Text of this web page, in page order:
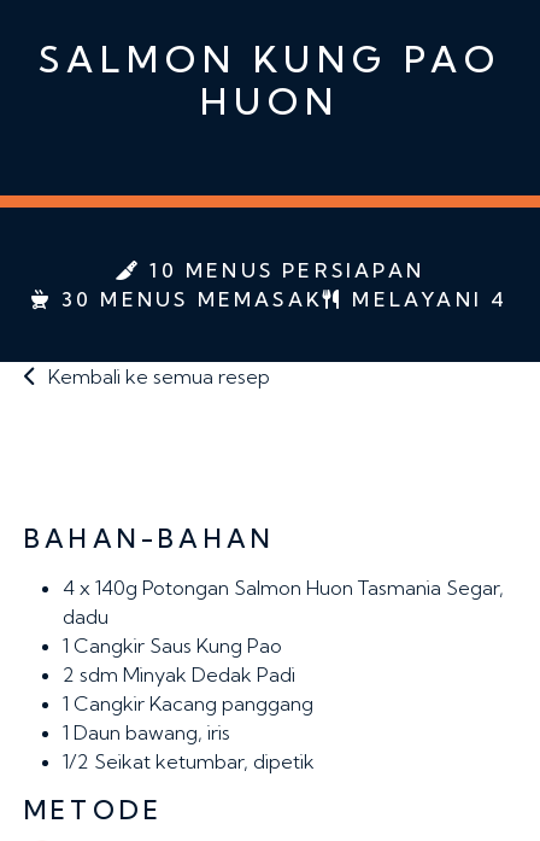
SALMON KUNG PAO
HUON
10 MENUS PERSIAPAN
30 MENUS MEMASAK
MELAYANI 4
Kembali ke semua resep
BAHAN-BAHAN
4 x 140g Potongan Salmon Huon Tasmania Segar,
dadu
1 Cangkir Saus Kung Pao
2 sdm Minyak Dedak Padi
1 Cangkir Kacang panggang
1 Daun bawang, iris
1/2 Seikat ketumbar, dipetik
METODE